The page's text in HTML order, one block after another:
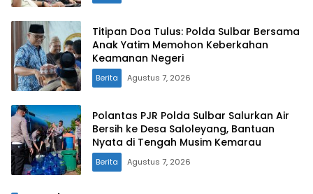
Titipan Doa Tulus: Polda Sulbar Bersama
Anak Yatim Memohon Keberkahan
Keamanan Negeri
Berita Agustus 7, 2026
Polantas PJR Polda Sulbar Salurkan Air
Bersih ke Desa Saloleyang, Bantuan
Nyata di Tengah Musim Kemarau
Berita Agustus 7, 2026